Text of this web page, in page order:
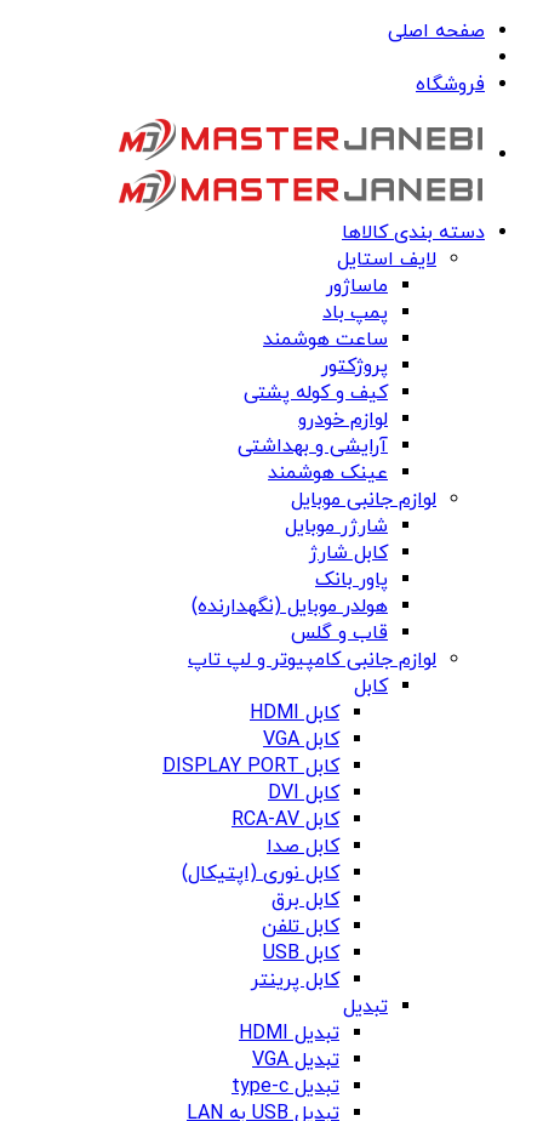
صفحه اصلی
فروشگاه
دسته بندی کالاها
لایف استایل
ماساژور
پمپ باد
ساعت هوشمند
پروژکتور
کیف و کوله پشتی
لوازم خودرو
آرایشی و بهداشتی
عینک هوشمند
لوازم جانبی موبایل
شارژر موبایل
کابل شارژ
پاور بانک
هولدر موبایل (نگهدارنده)
قاب و گلس
لوازم جانبی کامپیوتر و لپ تاپ
کابل
کابل HDMI
کابل VGA
کابل DISPLAY PORT
کابل DVI
کابل RCA-AV
کابل صدا
کابل نوری (اپتیکال)
کابل برق
کابل تلفن
کابل USB
کابل پرینتر
تبدیل
تبدیل HDMI
تبدیل VGA
تبدیل type-c
تبدیل USB به LAN